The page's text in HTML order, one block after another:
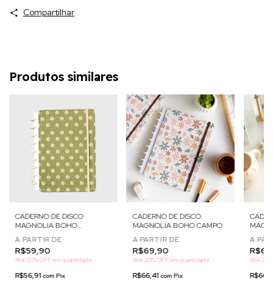
Compartilhar
Produtos similares
CADERNO DE DISCO
MAGNOLIA BOHO
MARGARIDAS
A PARTIR DE
R$59,90
Até 20% OFFem quantidade
R$56,91com Pix
CADERNO DE DISCO
MAGNOLIA BOHO CAMPO
A PARTIR DE
R$69,90
Até 20% OFFem quantidade
R$66,41com Pix
A
Até